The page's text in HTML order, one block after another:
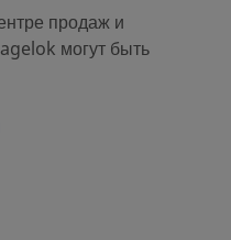
продаж и
могут быть